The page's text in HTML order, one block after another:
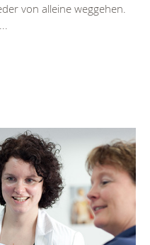
von alleine weggehen.